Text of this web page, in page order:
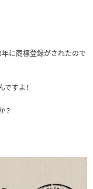
に商標登録がされたので
すよ！
？